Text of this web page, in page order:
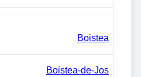
Boistea
Boistea-de-Jos